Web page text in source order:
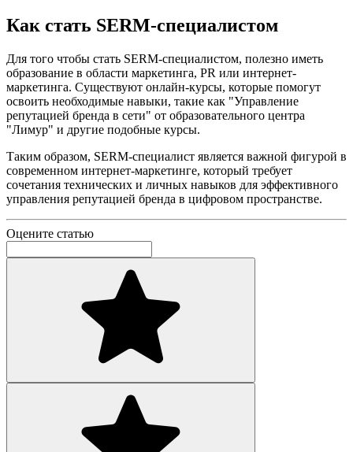
Как стать SERM-специалистом
Для того чтобы стать SERM-специалистом, полезно иметь
образование в области маркетинга, PR или интернет-
маркетинга. Существуют онлайн-курсы, которые помогут
освоить необходимые навыки, такие как "Управление
репутацией бренда в сети" от образовательного центра
"Лимур" и другие подобные курсы.
Таким образом, SERM-специалист является важной фигурой в
современном интернет-маркетинге, который требует
сочетания технических и личных навыков для эффективного
управления репутацией бренда в цифровом пространстве.
Оцените статью